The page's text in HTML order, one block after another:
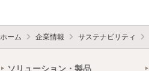
ホーム 企業情報 サステナビリティ
ソリューション・製品